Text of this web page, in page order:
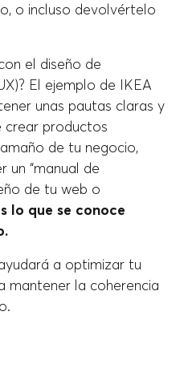
o incluso devolvértelo
el diseño de
El ejemplo de IKEA
unas pautas claras y
crear productos
de tu negocio,
un “manual de
de tu web o
lo que se conoce
a optimizar tu
mantener la coherencia